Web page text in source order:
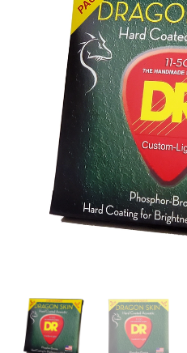
CUERDAS
COATED
ACOUSTIC:
cantidad